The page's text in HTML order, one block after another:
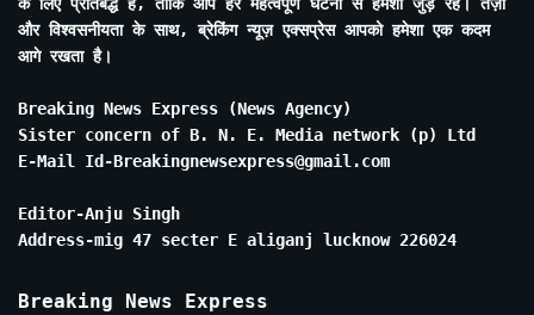
और विश्वसनीयता के साथ, ब्रेकिंग न्यूज़ एक्सप्रेस आपको हमेशा एक कदम
आगे रखता है।
Breaking News Express (News Agency)
Sister concern of B. N. E. Media network (p) Ltd
E-Mail Id-Breakingnewsexpress@gmail.com
Editor-Anju Singh
Address-mig 47 secter E aliganj lucknow 226024
Breaking News Express